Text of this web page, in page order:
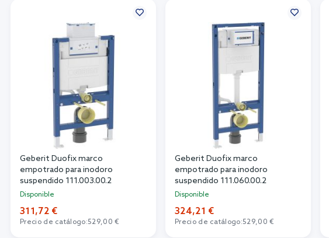
Geberit Duofix marco
empotrado para inodoro
suspendido 111.003.00.2
Disponible
311,72 €
Precio de catálogo:529,00 €
Geberit Duofix marco
empotrado para inodoro
suspendido 111.060.00.2
Disponible
324,21 €
Precio de catálogo:529,00 €